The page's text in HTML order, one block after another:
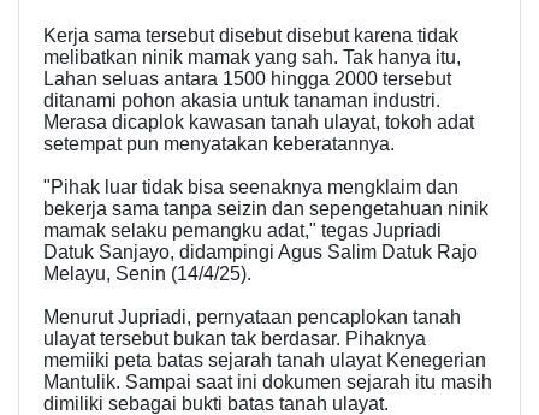
Kerja sama tersebut disebut disebut karena tidak
melibatkan ninik mamak yang sah. Tak hanya itu,
Lahan seluas antara 1500 hingga 2000 tersebut
ditanami pohon akasia untuk tanaman industri.
Merasa dicaplok kawasan tanah ulayat, tokoh adat
setempat pun menyatakan keberatannya.
"Pihak luar tidak bisa seenaknya mengklaim dan
bekerja sama tanpa seizin dan sepengetahuan ninik
mamak selaku pemangku adat," tegas Jupriadi
Datuk Sanjayo, didampingi Agus Salim Datuk Rajo
Melayu, Senin (14/4/25).
Menurut Jupriadi, pernyataan pencaplokan tanah
ulayat tersebut bukan tak berdasar. Pihaknya
memiiki peta batas sejarah tanah ulayat Kenegerian
Mantulik. Sampai saat ini dokumen sejarah itu masih
dimiliki sebagai bukti batas tanah ulayat.